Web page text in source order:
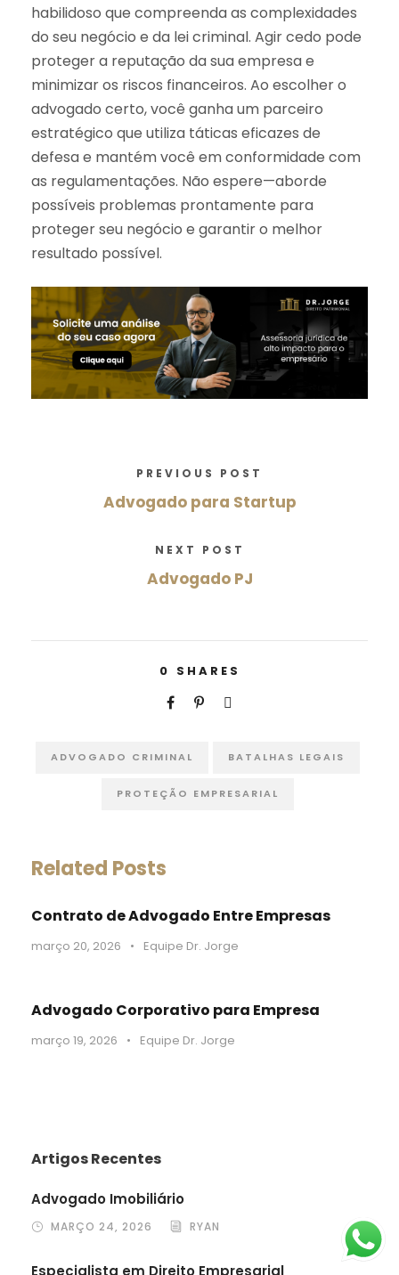
habilidoso que compreenda as complexidades
do seu negócio e da lei criminal. Agir cedo pode
proteger a reputação da sua empresa e
minimizar os riscos financeiros. Ao escolher o
advogado certo, você ganha um parceiro
estratégico que utiliza táticas eficazes de
defesa e mantém você em conformidade com
as regulamentações. Não espere—aborde
possíveis problemas prontamente para
proteger seu negócio e garantir o melhor
resultado possível.
PREVIOUS POST
Advogado para Startup
NEXT POST
Advogado PJ
0 SHARES
ADVOGADO CRIMINAL BATALHAS LEGAIS
PROTEÇÃO EMPRESARIAL
Related Posts
Contrato de Advogado Entre Empresas
março 20, 2026 • Equipe Dr. Jorge
Advogado Corporativo para Empresa
março 19, 2026 • Equipe Dr. Jorge
Artigos Recentes
Advogado Imobiliário
MARÇO 24, 2026 RYAN
Especialista em Direito Empresarial